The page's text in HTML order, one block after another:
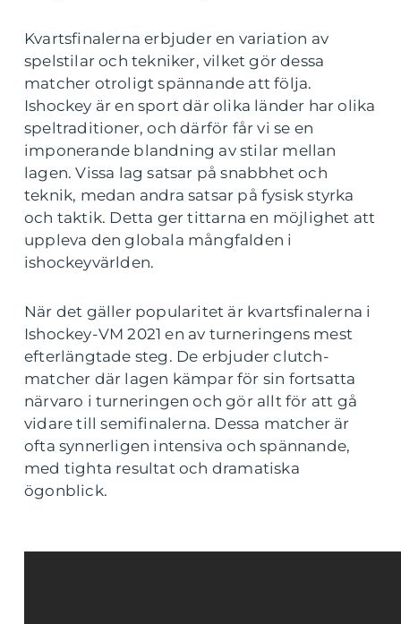
Kvartsfinalerna erbjuder en variation av
spelstilar och tekniker, vilket gör dessa
matcher otroligt spännande att följa.
Ishockey är en sport där olika länder har olika
speltraditioner, och därför får vi se en
imponerande blandning av stilar mellan
lagen. Vissa lag satsar på snabbhet och
teknik, medan andra satsar på fysisk styrka
och taktik. Detta ger tittarna en möjlighet att
uppleva den globala mångfalden i
ishockeyvärlden.
När det gäller popularitet är kvartsfinalerna i
Ishockey-VM 2021 en av turneringens mest
efterlängtade steg. De erbjuder clutch-
matcher där lagen kämpar för sin fortsatta
närvaro i turneringen och gör allt för att gå
vidare till semifinalerna. Dessa matcher är
ofta synnerligen intensiva och spännande,
med tighta resultat och dramatiska
ögonblick.